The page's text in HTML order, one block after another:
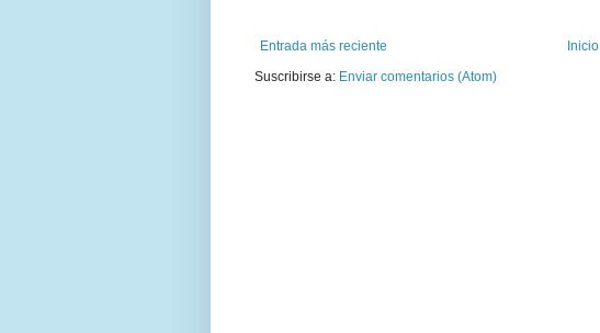
Entrada más reciente
Inicio
Suscribirse a: Enviar comentarios (Atom)